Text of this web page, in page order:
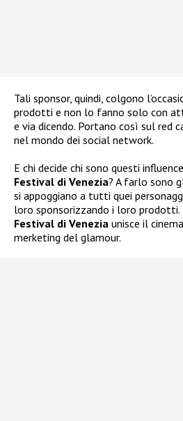
Tali sponsor, quindi, colgono
prodotti e non lo fanno solo con
e via dicendo. Portano così sul red
nel mondo dei social network.
E chi decide chi sono questi
Festival di Venezia? A farlo sono
si appoggiano a tutti quei
loro sponsorizzando i loro prodotti.
Festival di Venezia unisce il
merketing del glamour.